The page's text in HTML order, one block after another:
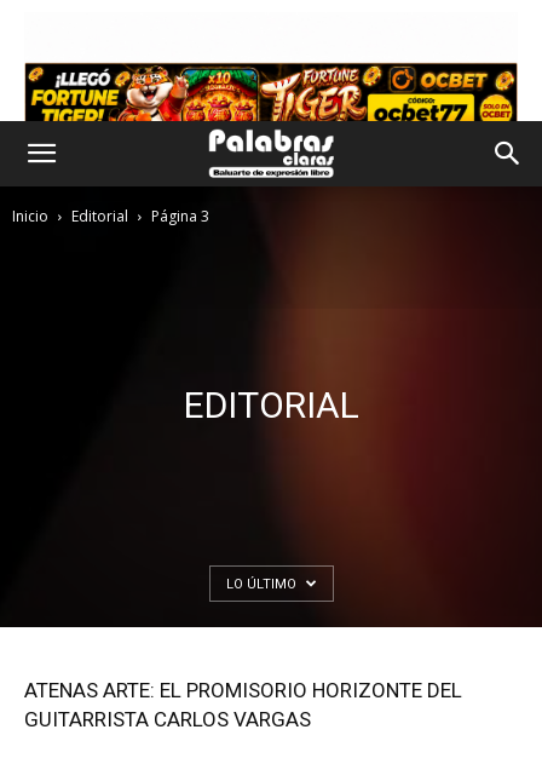
Inicio Editorial Página 3
EDITORIAL
LO ÚLTIMO
ATENAS ARTE: EL PROMISORIO HORIZONTE DEL
GUITARRISTA CARLOS VARGAS